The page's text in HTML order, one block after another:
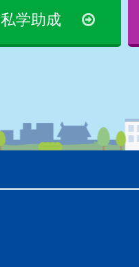
私学助成